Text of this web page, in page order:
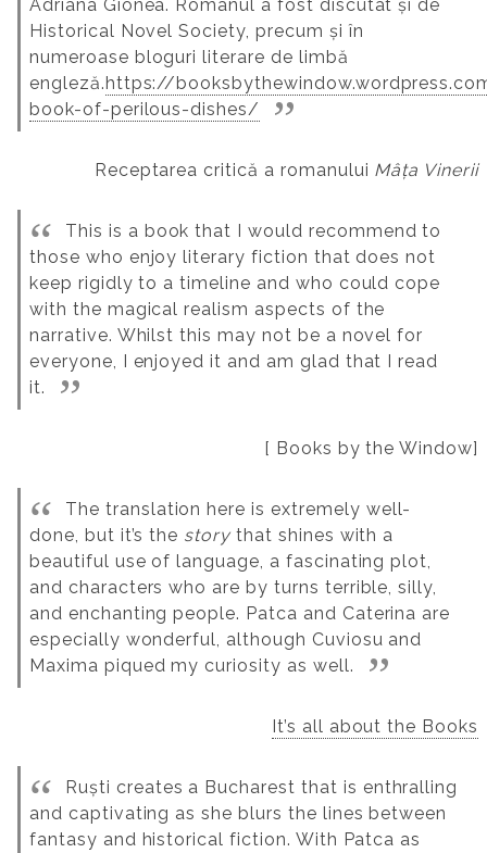
Adriana Gionea. Romanul a fost discutat și de
Historical Novel Society, precum și în
numeroase bloguri literare de limbă
engleză.https://
book-of-perilous-dishes/
Receptarea critică a romanului Mâța Vinerii
This is a book that I would recommend to
those who enjoy literary fiction that does not
keep rigidly to a timeline and who could cope
with the magical realism aspects of the
narrative. Whilst this may not be a novel for
everyone, I enjoyed it and am glad that I read
it.
[ Books by the Window]
The translation here is extremely well-
done, but it’s the story that shines with a
beautiful use of language, a fascinating plot,
and characters who are by turns terrible, silly,
and enchanting people. Patca and Caterina are
especially wonderful, although Cuviosu and
Maxima piqued my curiosity as well.
It’s all about the Books
Ruști creates a Bucharest that is enthralling
and captivating as she blurs the lines between
fantasy and historical fiction. With Patca as